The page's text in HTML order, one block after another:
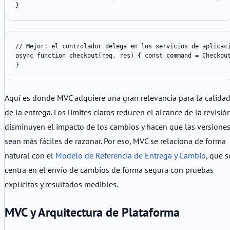
}
// Mejor: el controlador delega en los servicios de
async function checkout(req, res) { const command =
}
Aquí es donde MVC adquiere una gran relevancia para la calidad
de la entrega. Los límites claros reducen el alcance de la
disminuyen el impacto de los cambios y hacen que las versiones
sean más fáciles de razonar. Por eso, MVC se relaciona de forma
natural con el Modelo de Referencia de Entrega y Cambio, que
centra en el envío de cambios de forma segura con pruebas
explícitas y resultados medibles.
MVC y Arquitectura de Plataforma